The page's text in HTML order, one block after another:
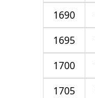
1690
1695
1700
1705